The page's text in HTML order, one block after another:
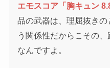
エモスコア「胸キュン
品の武器は、理屈抜き
う関係性だからこその
なんですよ。